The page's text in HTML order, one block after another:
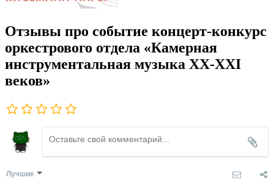
Отзывы про событие концерт-конкурс
оркестрового отдела «Камерная
инструментальная музыка XX-XXI
веков»
Лучшие